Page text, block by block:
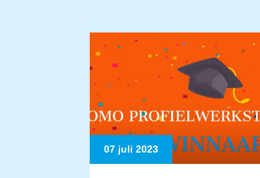
07 juli 2023